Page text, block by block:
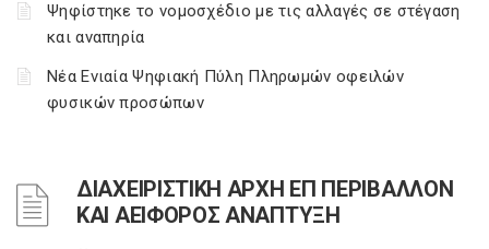
Ψηφίστηκε το νομοσχέδιο με τις αλλαγές σε στέγαση
και αναπηρία
Νέα Ενιαία Ψηφιακή Πύλη Πληρωμών οφειλών
φυσικών προσώπων
ΔΙΑΧΕΙΡΙΣΤΙΚΗ ΑΡΧΗ ΕΠ ΠΕΡΙΒΑΛΛΟΝ
ΚΑΙ ΑΕΙΦΟΡΟΣ ΑΝΑΠΤΥΞΗ